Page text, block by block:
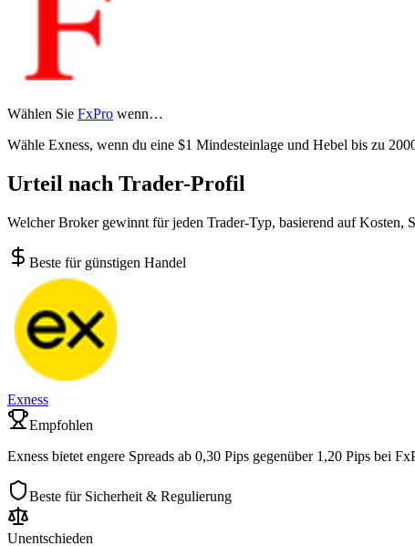
Wählen Sie FxPro wenn…
Wähle Exness, wenn du eine $1 Mindesteinlage und Hebel bis zu
Urteil nach Trader-Profil
Welcher Broker gewinnt für jeden Trader-Typ, basierend auf Kosten,
Beste für günstigen Handel
Exness
Empfohlen
Exness bietet engere Spreads ab 0,30 Pips gegenüber 1,20 Pips bei
Beste für Sicherheit & Regulierung
Unentschieden